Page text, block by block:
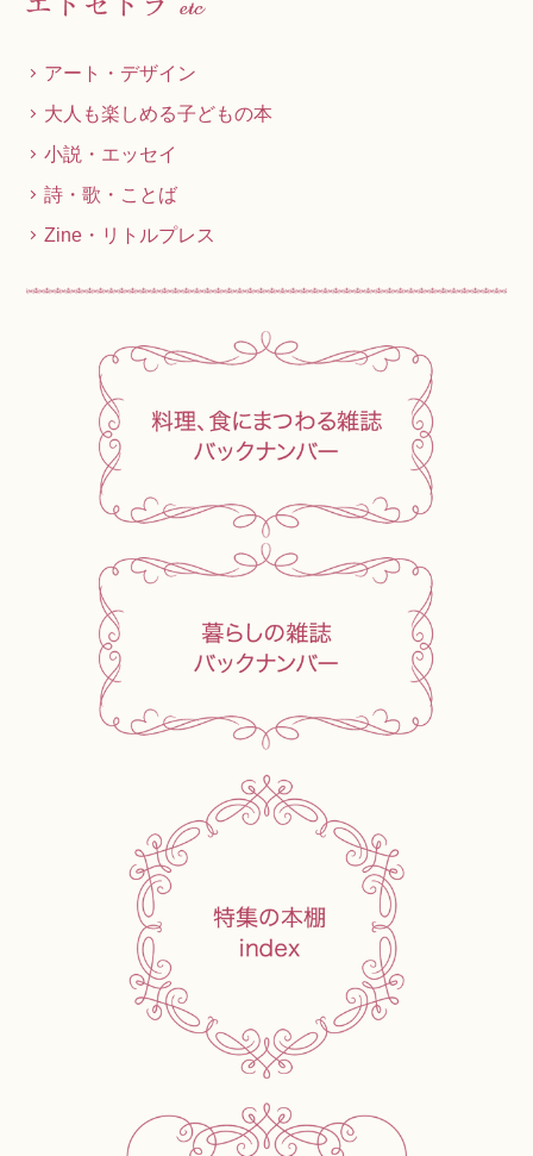
アート・デザイン
大人も楽しめる子どもの本
小説・エッセイ
詩・歌・ことば
Zine・リトルプレス